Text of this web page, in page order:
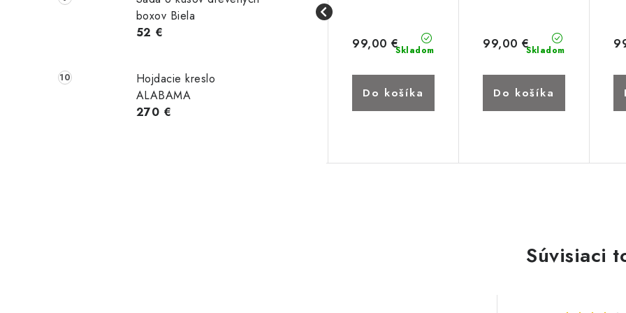
boxov Biela
52 €
Hojdacie kreslo
ALABAMA
270 €
66,00 €
Do košíka
Skladom
99,00 €
Do košíka
Skladom
99,00 €
Do košíka
Súvisiaci